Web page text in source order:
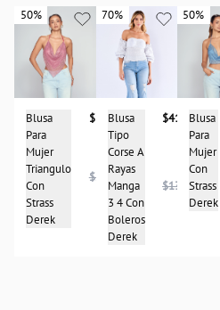
Importador:
BAGUER SAS
Cuidado y Lavado
Lavar en máquina, no usar
planchar a temperatura tibia
Composición:
95% Poliester
5% Spandex
50%
50%
Blusa
Para
Mujer
Triangulo
Con
Strass
Derek
$133.950
$267.950
70%
70%
Blusa
Tipo
Corse A
Rayas
Manga
3 4 Con
Boleros
Derek
$41.950
$139.950
50%
50%
Blusa
Para
Mujer
Con
Strass
Derek